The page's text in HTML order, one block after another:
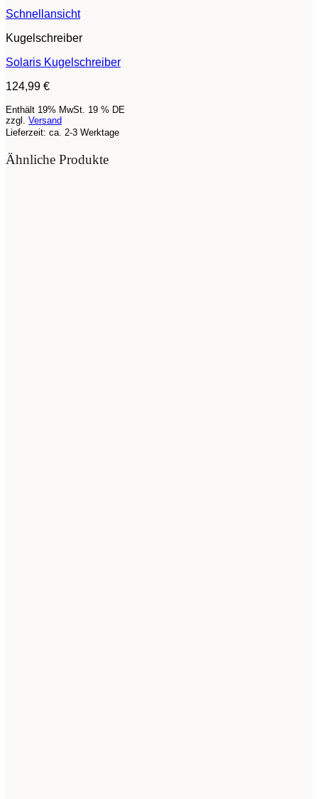
Schnellansicht
Kugelschreiber
Solaris Kugelschreiber
124,99 €
Enthält 19% MwSt. 19 % DE
zzgl. Versand
Lieferzeit: ca. 2-3 Werktage
Ähnliche Produkte